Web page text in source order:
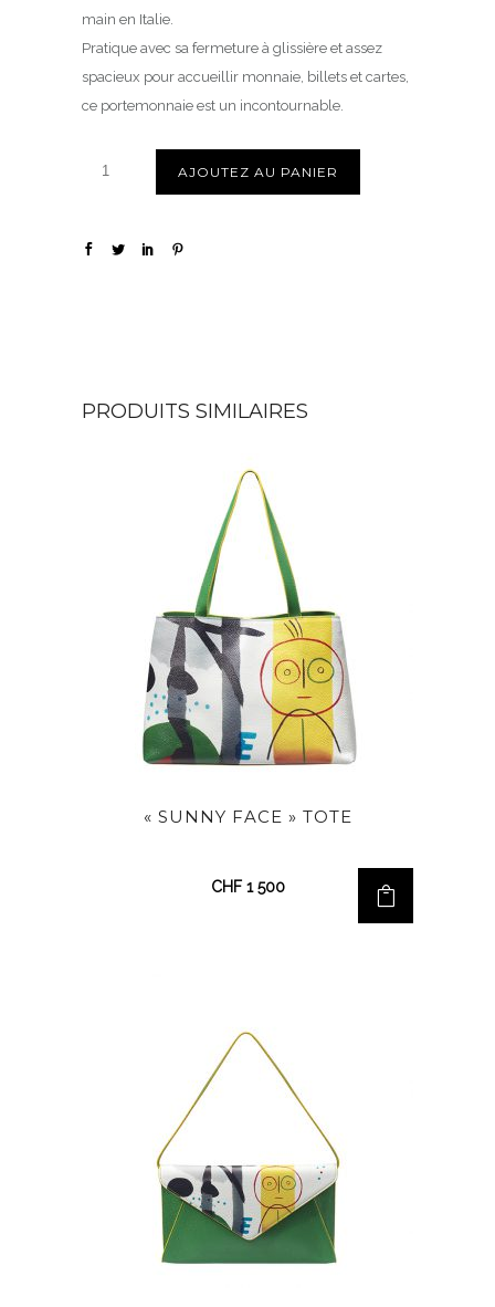
main en Italie.
Pratique avec sa fermeture à glissière et assez
spacieux pour accueillir monnaie, billets et cartes,
ce portemonnaie est un incontournable.
AJOUTEZ AU PANIER
PRODUITS SIMILAIRES
« SUNNY FACE » TOTE
CHF1 500